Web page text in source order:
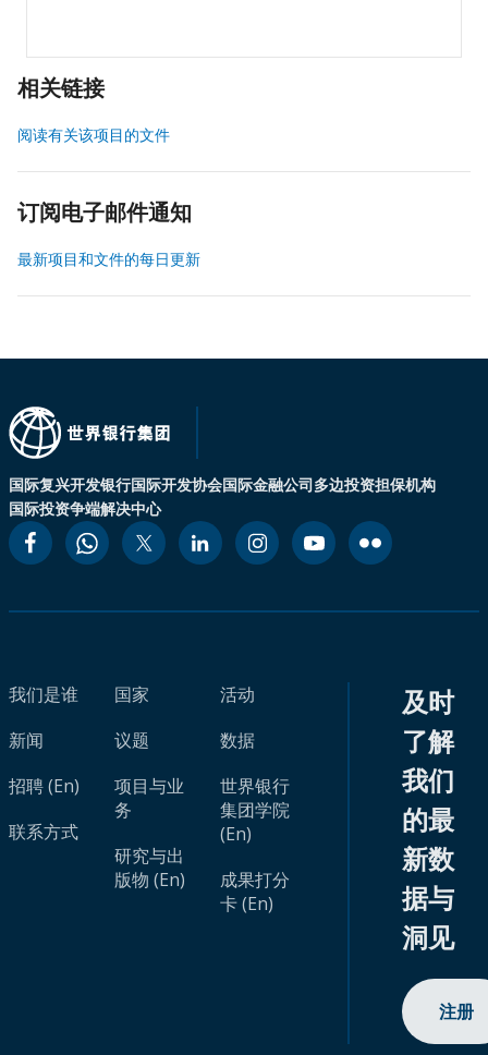
相关链接
阅读有关该项目的文件
订阅电子邮件通知
最新项目和文件的每日更新
国际复兴开发银行国际开发协会国际金融公司多边投资担保机构
国际投资争端解决中心
我们是谁
新闻
招聘 (En)
联系方式
国家
议题
项目与业
务
研究与出
版物 (En)
活动
数据
世界银行
集团学院
(En)
成果打分
卡 (En)
及时
了解
我们
的最
新数
据与
洞见
注册